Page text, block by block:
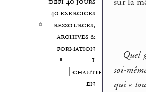
40 exercices
ressources,
archives &
formation
1
| chantiers
en
– Quel
soi-
qui «